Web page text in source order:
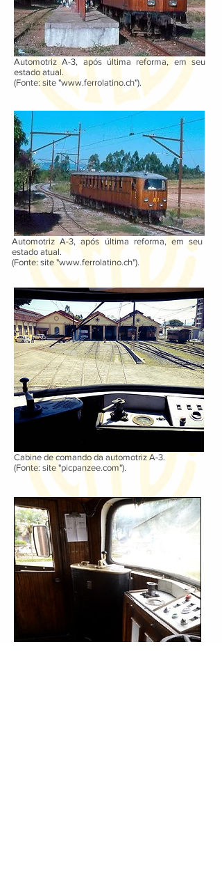
Automotriz A-3, após última reforma, em seu
estado atual.
(Fonte: site "www.ferrolatino.ch").
Automotriz A-3, após última reforma, em seu
estado atual.
(Fonte: site "www.ferrolatino.ch").
Cabine de comando da automotriz A-3.
(Fonte: site "picpanzee.com").